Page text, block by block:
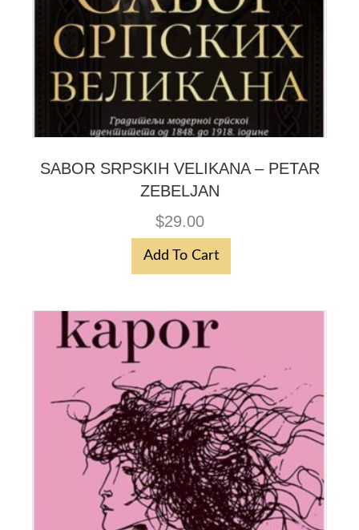
SABOR SRPSKIH VELIKANA – PETAR
ZEBELJAN
$29.00
Add To Cart